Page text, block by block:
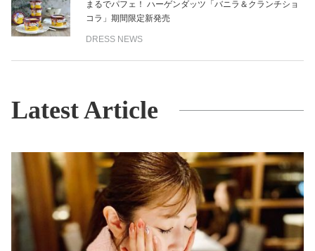
まるでパフェ！ ハーゲンダッツ「バニラ＆クランチショ
コラ」期間限定新発売
DRESS NEWS
Latest Article